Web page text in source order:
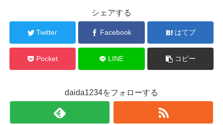
シェアする
Twitter Facebook はてブ
Pocket LINE コピー
daida1234をフォローする